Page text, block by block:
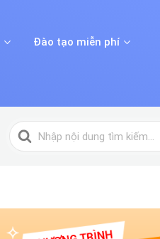
Đào tạo miễn phí
Tìm
kiếm